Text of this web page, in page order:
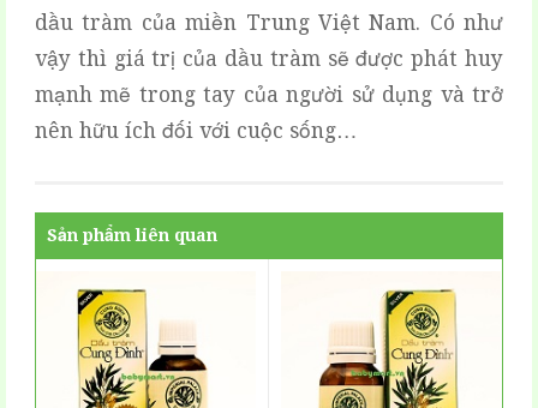
dầu tràm của miền Trung Việt Nam. Có như
vậy thì giá trị của dầu tràm sẽ được phát huy
mạnh mẽ trong tay của người sử dụng và trở
nên hữu ích đối với cuộc sống…
Sản phẩm liên quan